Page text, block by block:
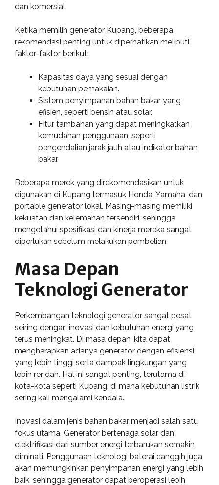
dan komersial.
Ketika memilih generator Kupang, beberapa
rekomendasi penting untuk diperhatikan meliputi
faktor-faktor berikut:
Kapasitas daya yang sesuai dengan
kebutuhan pemakaian.
Sistem penyimpanan bahan bakar yang
efisien, seperti bensin atau solar.
Fitur tambahan yang dapat meningkatkan
kemudahan penggunaan, seperti
pengendalian jarak jauh atau indikator bahan
bakar.
Beberapa merek yang direkomendasikan untuk
digunakan di Kupang termasuk Honda, Yamaha, dan
portable generator lokal. Masing-masing memiliki
kekuatan dan kelemahan tersendiri, sehingga
mengetahui spesifikasi dan kinerja mereka sangat
diperlukan sebelum melakukan pembelian.
Masa Depan
Teknologi Generator
Perkembangan teknologi generator sangat pesat
seiring dengan inovasi dan kebutuhan energi yang
terus meningkat. Di masa depan, kita dapat
mengharapkan adanya generator dengan efisiensi
yang lebih tinggi serta dampak lingkungan yang
lebih rendah. Hal ini sangat penting, terutama di
kota-kota seperti Kupang, di mana kebutuhan listrik
sering kali mengalami kendala.
Inovasi dalam jenis bahan bakar menjadi salah satu
fokus utama. Generator bertenaga solar dan
elektrifikasi dari sumber energi terbarukan semakin
diminati. Penggunaan teknologi baterai canggih juga
akan memungkinkan penyimpanan energi yang lebih
baik, sehingga generator dapat beroperasi lebih